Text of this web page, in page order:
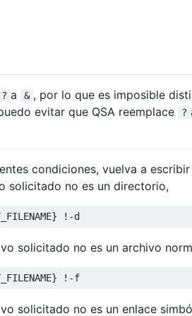
? a & , por lo que es imposible
evitar que QSA reemplace ?
condiciones, vuelva a escribir
solicitado no es un directorio,
solicitado no es un archivo
solicitado no es un enlace